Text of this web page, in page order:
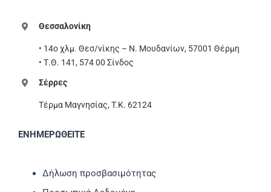
Θεσσαλονίκη
• 14ο χλμ. Θεσ/νίκης – Ν. Μουδανίων, 57001 Θέρμη
• Τ.Θ. 141, 574 00 Σίνδος
Σέρρες
Τέρμα Μαγνησίας, T.K. 62124
ΕΝΗΜΕΡΩΘΕΙΤΕ
Δήλωση προσβασιμότητας